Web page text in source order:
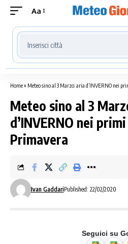
Aa
Cerca località meteo
Home» Meteo sino al 3 Marzo: aria d’INVERNO nei
Meteo sino al 3
d’INVERNO nei
Primavera
Ivan GaddariPublished: 22/02/2020
Seguici su